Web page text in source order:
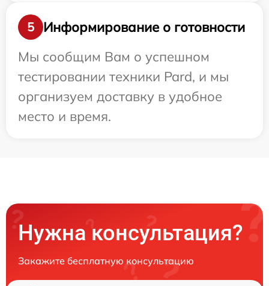
5
Информирование о готовности
Мы сообщим Вам о успешном
тестировании техники Pard, и мы
организуем доставку в удобное
место и время.
Нужна консультация?
Закажите бесплатную консультацию